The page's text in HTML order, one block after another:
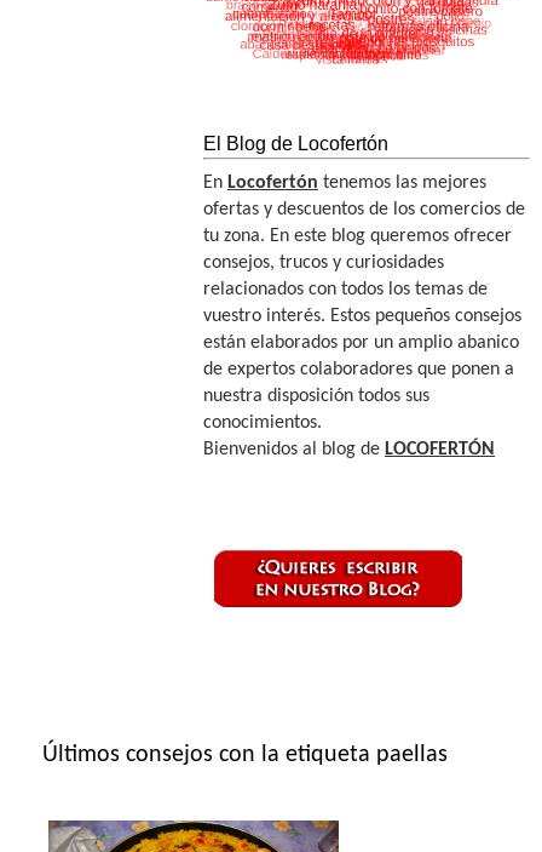
El Blog de Locofertón
En Locofertón tenemos las mejores
ofertas y descuentos de los comercios de
tu zona. En este blog queremos ofrecer
consejos, trucos y curiosidades
relacionados con todos los temas de
vuestro interés. Estos pequeños consejos
están elaborados por un amplio abanico
de expertos colaboradores que ponen a
nuestra disposición todos sus
conocimientos.
Bienvenidos al blog de LOCOFERTÓN
Últimos consejos con la etiqueta paellas